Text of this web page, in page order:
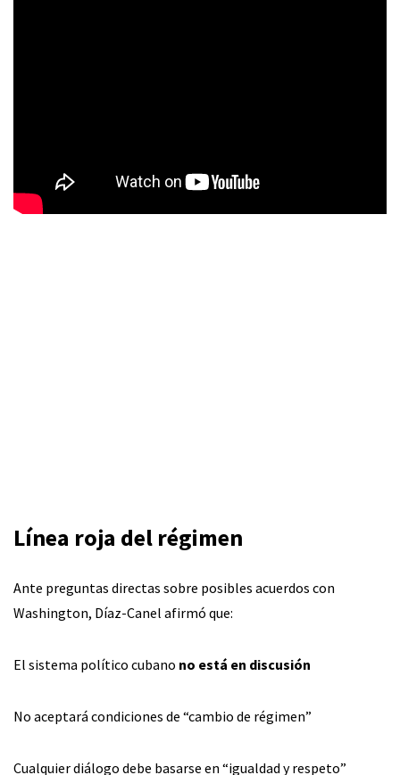
Línea roja del régimen
Ante preguntas directas sobre posibles acuerdos con
Washington, Díaz-Canel afirmó que:
El sistema político cubano no está en discusión
No aceptará condiciones de “cambio de régimen”
Cualquier diálogo debe basarse en “igualdad y respeto”